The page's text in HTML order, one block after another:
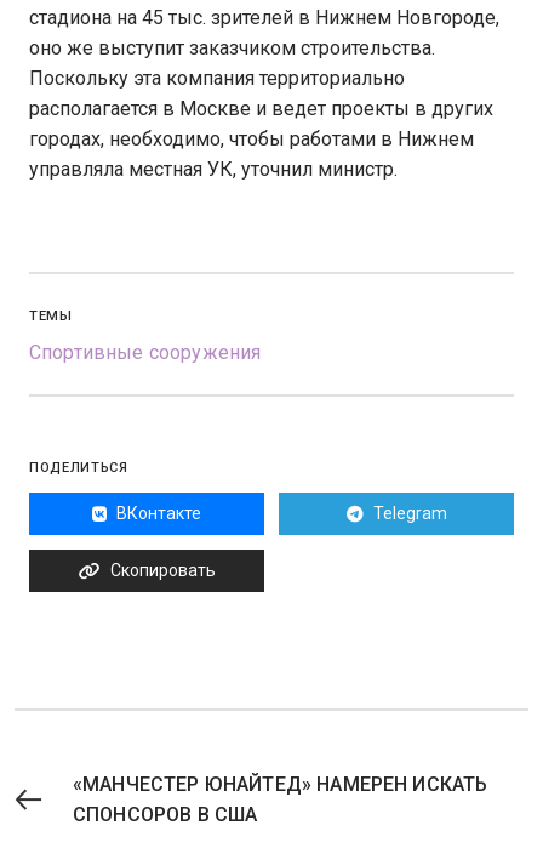
стадиона на 45 тыс. зрителей в Нижнем Новгороде,
оно же выступит заказчиком строительства.
Поскольку эта компания территориально
располагается в Москве и ведет проекты в других
городах, необходимо, чтобы работами в Нижнем
управляла местная УК, уточнил министр.
ТЕМЫ
Спортивные сооружения
ПОДЕЛИТЬСЯ
ВКонтакте Telegram
Скопировать
«МАНЧЕСТЕР ЮНАЙТЕД» НАМЕРЕН ИСКАТЬ
СПОНСОРОВ В США